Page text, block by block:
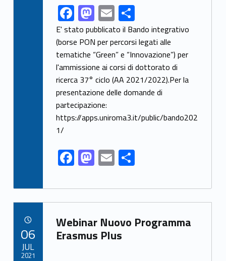
Link identifier share facebook archive #share-link-archive-82411F
ac
e
b
o
o
k
M
as
to
d
o
n
E
m
ai
l
S
h
ar
e
E' stato pubblicato il Bando integrativo
(borse PON per percorsi legati alle
tematiche “Green” e “Innovazione”) per
l'ammissione ai corsi di dottorato di
ricerca 37° ciclo (AA 2021/2022).Per la
presentazione delle domande di
partecipazione:
https://apps.uniroma3.it/public/bando202
1/
F
ac
e
b
o
o
M
as
to
d
o
n
E
m
ai
l
S
h
ar
e
Link identifier archive #link-archive-1104
Webinar Nuovo Programma
Erasmus Plus
06
JUL
2021